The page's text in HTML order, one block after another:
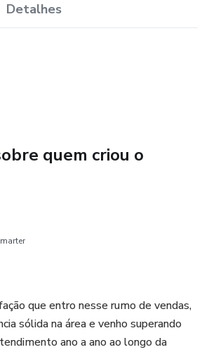
Detalhes
quem criou o
que entro nesse rumo de vendas,
sólida na área e venho superando
ano a ano ao longo da